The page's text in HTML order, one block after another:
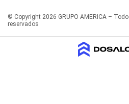
Básquet
San Juan 8
© Copyright 2026 GRUPO AMERICA –
reservados